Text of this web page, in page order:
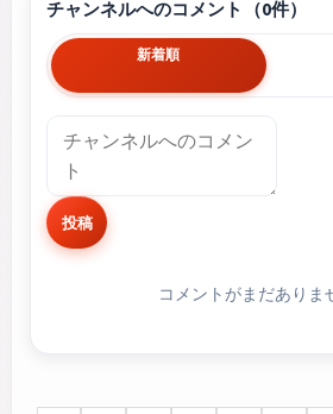
チャンネルへのコメント（0件）
新着順
投稿
コメントがまだありま